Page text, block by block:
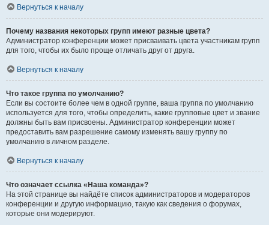
Вернуться к началу
Почему названия некоторых групп имеют разные цвета?
Администратор конференции может присваивать цвета участникам групп
для того, чтобы их было проще отличать друг от друга.
Вернуться к началу
Что такое группа по умолчанию?
Если вы состоите более чем в одной группе, ваша группа по умолчанию
используется для того, чтобы определить, какие групповые цвет и звание
должны быть вам присвоены. Администратор конференции может
предоставить вам разрешение самому изменять вашу группу по
умолчанию в личном разделе.
Вернуться к началу
Что означает ссылка «Наша команда»?
На этой странице вы найдёте список администраторов и модераторов
конференции и другую информацию, такую как сведения о форумах,
которые они модерируют.